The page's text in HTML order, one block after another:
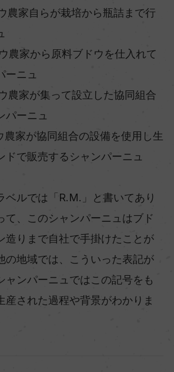
家自らが栽培から瓶詰まで行
家から原料ブドウを仕入れて
ーニュ
家が集って設立した協同組合
パーニュ
家が協同組合の設備を使用し生
ドで販売するシャンパーニュ
ベルでは「R.M.」と書いてあり
て、このシャンパーニュはブド
造りまで自社で手掛けたことが
の地域では、こういった表記が
ャンパーニュではこの記号をも
産された過程や背景がわかりま